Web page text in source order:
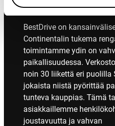
BestDrive on
Continentalin tukema
toimintamme ydin on
paikallisuudessa.
noin 30 liikettä eri puolilla
jokaista niistä pyörittää
tunteva kauppias. Tämä
asiakkaillemme
joustavuutta ja vahvan